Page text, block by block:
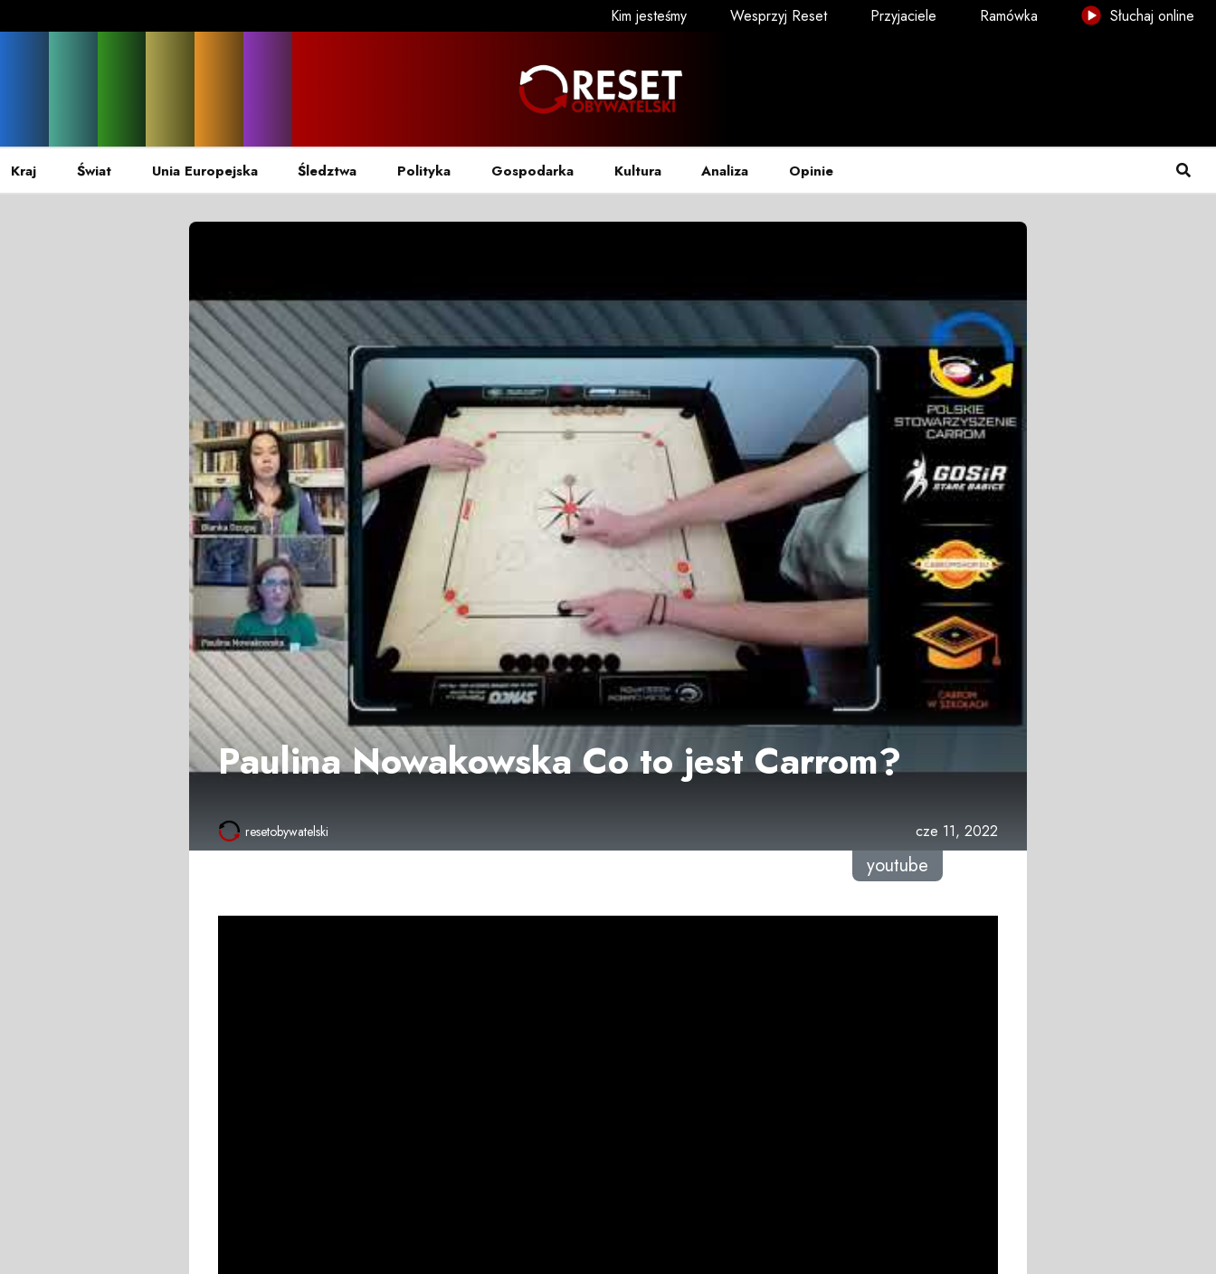
Kim jesteśmy Wesprzyj Reset Przyjaciele Ramówka Słuchaj online
Kraj Świat Unia Europejska Śledztwa Polityka Gospodarka Kultura Analiza Opinie
Paulina Nowakowska Co to jest Carrom?
resetobywatelski cze 11, 2022
youtube